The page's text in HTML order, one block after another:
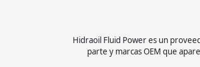
Hidraoil Fluid Power es un
parte y marcas OEM que